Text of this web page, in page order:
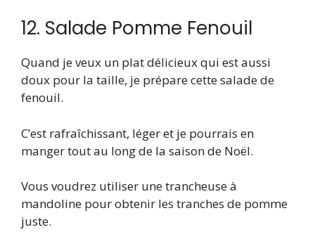
12. Salade Pomme Fenouil
Quand je veux un plat délicieux qui est aussi
doux pour la taille, je prépare cette salade de
fenouil.
C’est rafraîchissant, léger et je pourrais en
manger tout au long de la saison de Noël.
Vous voudrez utiliser une trancheuse à
mandoline pour obtenir les tranches de pomme
juste.